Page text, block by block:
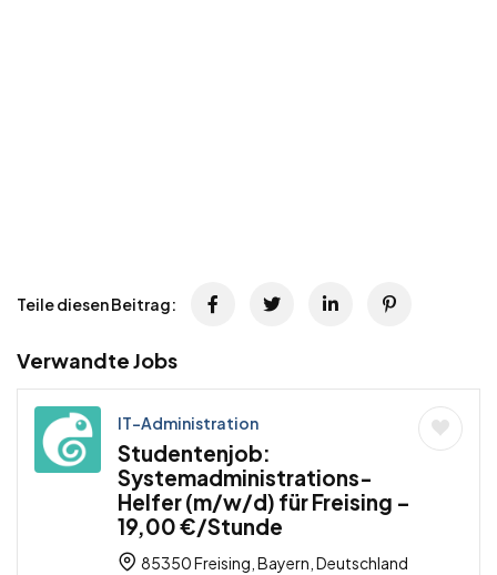
Teile diesen Beitrag:
Verwandte Jobs
IT-Administration
Studentenjob:
Systemadministrations-
Helfer (m/w/d) für Freising –
19,00 €/Stunde
85350 Freising, Bayern, Deutschland